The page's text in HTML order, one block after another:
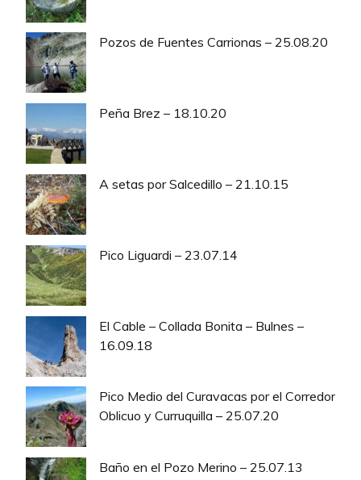
Pozos de Fuentes Carrionas – 25.08.20
Peña Brez – 18.10.20
A setas por Salcedillo – 21.10.15
Pico Liguardi – 23.07.14
El Cable – Collada Bonita – Bulnes –
16.09.18
Pico Medio del Curavacas por el Corredor
Oblicuo y Curruquilla – 25.07.20
Baño en el Pozo Merino – 25.07.13